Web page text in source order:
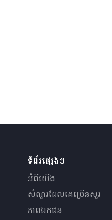
ទំព័រផ្សេងៗ
អំពីយើង
សំណួរ​ដែលគេ​ច្រើន​សួរ
ភាពឯកជន